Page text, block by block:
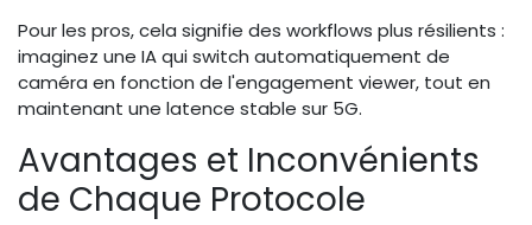
Pour les pros, cela signifie des workflows plus résilients :
imaginez une IA qui switch automatiquement de
caméra en fonction de l'engagement viewer, tout en
maintenant une latence stable sur 5G.
Avantages et Inconvénients
de Chaque Protocole